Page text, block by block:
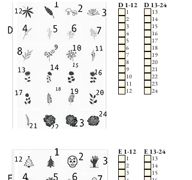
D 1-12
1
2
3
4
5
6
7
8
9
10
11
12
D 13-24
13
14
15
16
17
18
19
20
21
22
23
24
E 1-12
1
2
3
E 13-24
13
14
15